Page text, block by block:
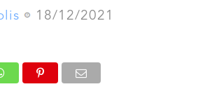
18/12/2021